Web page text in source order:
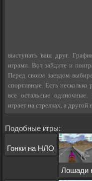
выступать ваш друг.
играми. Вот зайдите и
Перед своим заездом
спортивные. Есть несколько
все остальные одиночные.
играет на стрелках, а другой
Подобные игры:
Гонки на НЛО
Лошади